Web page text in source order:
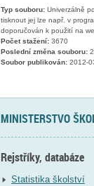
Typ souboru:Univerzálně
tisknout jej lze např. v
doporučován k použití na
Počet stažení:3670
Poslední změna souboru:
Soubor publikován:2012-
MINISTERSTVO
Rejstříky, databáze
Statistika školství